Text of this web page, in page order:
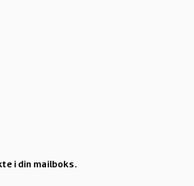
i din mailboks.